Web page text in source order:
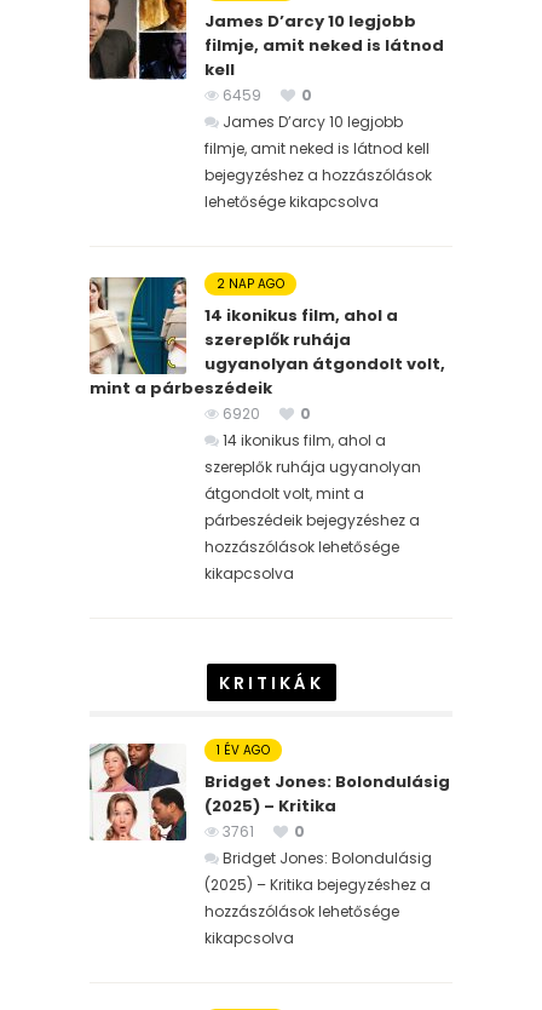
James D’arcy 10 legjobb
filmje, amit neked is látnod
kell
6459
0
James D’arcy 10 legjobb
filmje, amit neked is látnod kell
bejegyzéshez a hozzászólások
lehetősége kikapcsolva
2 NAP AGO
14 ikonikus film, ahol a
szereplők ruhája
ugyanolyan átgondolt volt,
mint a párbeszédeik
6920
0
14 ikonikus film, ahol a
szereplők ruhája ugyanolyan
átgondolt volt, mint a
párbeszédeik bejegyzéshez a
hozzászólások lehetősége
kikapcsolva
KRITIKÁK
1 ÉV AGO
Bridget Jones: Bolondulásig
(2025) – Kritika
3761
0
Bridget Jones: Bolondulásig
(2025) – Kritika bejegyzéshez a
hozzászólások lehetősége
kikapcsolva